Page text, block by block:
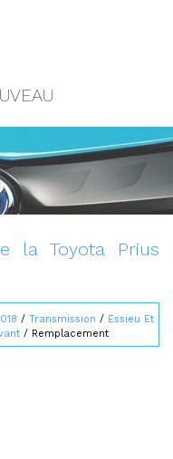
la Toyota Prius
/ Transmission / Essieu Et
/ Remplacement